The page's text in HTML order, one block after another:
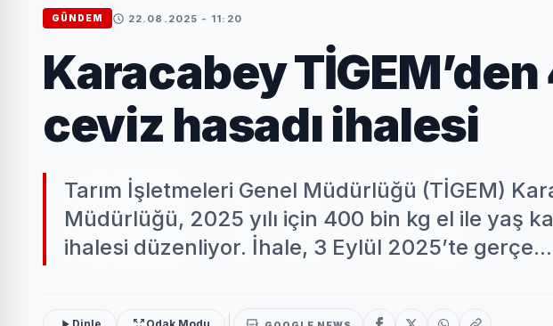
GÜNDEM 22.08.2025 - 11:20
Karacabey
ceviz hasadı ihalesi
Tarım İşletmeleri Genel Müdürlüğü (TİGEM)
Müdürlüğü, 2025 yılı için 400 bin kg el ile yaş
ihalesi düzenliyor. İhale, 3 Eylül 2025’te gerçe...